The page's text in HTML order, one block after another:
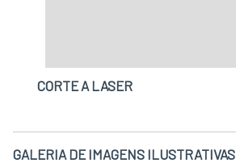
CORTE A LASER
GALERIA DE IMAGENS ILUSTRATIVAS